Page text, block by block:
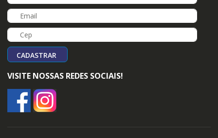
CADASTRAR
VISITE NOSSAS REDES SOCIAIS!